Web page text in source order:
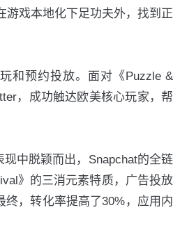
游戏本地化下足功夫外，找到正
和预约投放。面对《Puzzle &
，成功触达欧美核心玩家，帮
中脱颖而出，Snapchat的全链
》的三消元素特质，广告投放
终，转化率提高了30%，应用内